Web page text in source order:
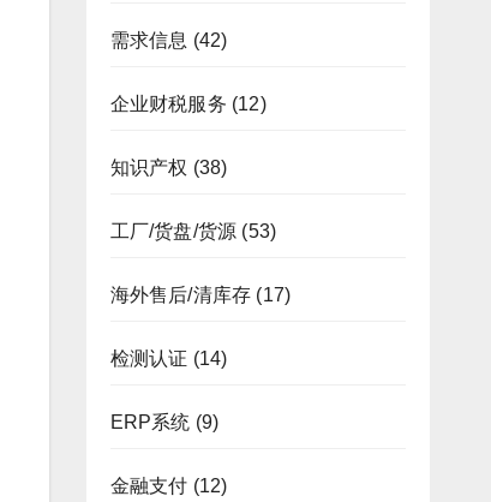
需求信息 (42)
企业财税服务 (12)
知识产权 (38)
工厂/货盘/货源 (53)
海外售后/清库存 (17)
检测认证 (14)
ERP系统 (9)
金融支付 (12)